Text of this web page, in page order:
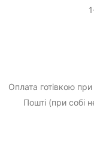
Оплата готівкою
Пошті (при собі